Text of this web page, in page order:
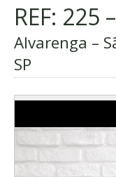
REF: 225
Alvarenga –
SP